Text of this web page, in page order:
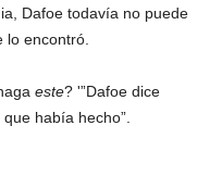
Dafoe todavía no puede
encontró.
este? '”Dafoe dice
había hecho”.